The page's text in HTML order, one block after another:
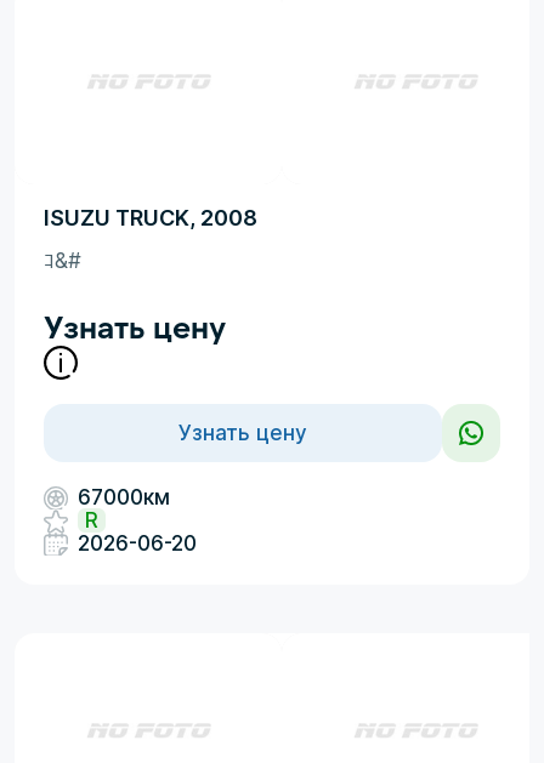
ISUZU TRUCK, 2008
ｺ&#
Узнать цену
Узнать цену
67000км
R
2026-06-20